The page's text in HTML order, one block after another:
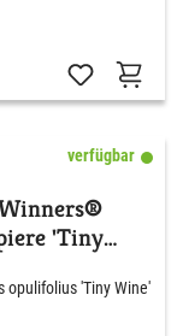
verfügbar
'Tiny
opulifolius 'Tiny Wine'